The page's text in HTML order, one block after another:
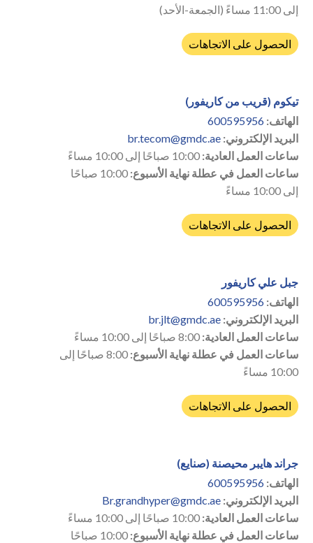
إلى 11:00 مساءً (الجمعة-الأحد)
الحصول على الاتجاهات
تيكوم (قريب من كاريفور)
الهاتف: 600595956
البريد الإلكتروني: br.tecom@gmdc.ae
ساعات العمل العادية:
ساعات العمل في عطلة نهاية الأسبوع:
10:00 صباحًا
إلى 10:00 مساءً
الحصول على الاتجاهات
جبل علي كاريفور
الهاتف: 600595956
البريد الإلكتروني: br.jlt@gmdc.ae
ساعات العمل العادية:
ساعات العمل في عطلة نهاية الأسبوع:
8:00 صباحًا إلى
10:00 مساءً
الحصول على الاتجاهات
جراند هايبر محيصنة (صنايع)
الهاتف: 600595956
البريد الإلكتروني: Br.grandhyper@gmdc.ae
ساعات العمل العادية:
ساعات العمل في عطلة نهاية الأسبوع:
10:00 صباحًا